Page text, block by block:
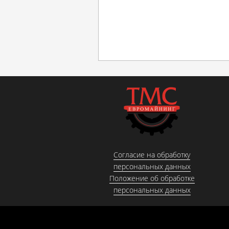
Согласие на обработку
персональных данных
Положение об обработке
персональных данных